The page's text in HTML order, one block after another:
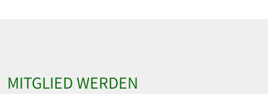
MITGLIED WERDEN